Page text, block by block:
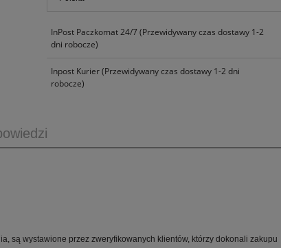
InPost Paczkomat 24/7(Przewidywany czas dostawy 1-2
dni robocze)
Inpost Kurier(Przewidywany czas dostawy 1-2 dni
robocze)
są wystawione przez zweryfikowanych klientów, którzy dokonali zakupu